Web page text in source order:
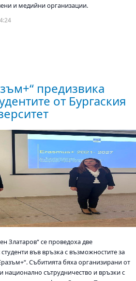
и медийни организации.
предизвика
от Бургаския
Златаров“ се проведоха две
във връзка с възможностите за
Събитията бяха организирани от
сътрудничество и връзки с